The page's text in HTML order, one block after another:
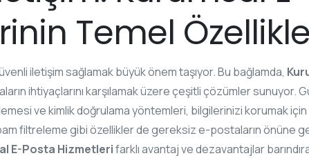
Temel
iletişim sağlamak büyük önem taşıyor. Bu bağlamda,
ihtiyaçlarını karşılamak üzere çeşitli çözümler
ve kimlik doğrulama yöntemleri, bilgilerinizi korumak için
filtreleme gibi özellikler de gereksiz e-postaların önüne
E-Posta Hizmetlerifarklı avantaj ve dezavantajlar